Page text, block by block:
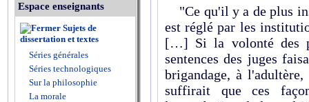
Espace enseignants
Sujets de
dissertation et textes
Séries générales
Séries technologiques
Sur la philosophie
La morale
"Ce qu'il y a de plus
est réglé par les
[…] Si la volonté des
sentences des juges
brigandage, à
suffirait que ces